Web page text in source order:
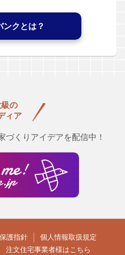
クとは？
級の
ィア
づくりアイデアを配信中！
護指針
個人情報取扱規定
注文住宅事業者様はこちら